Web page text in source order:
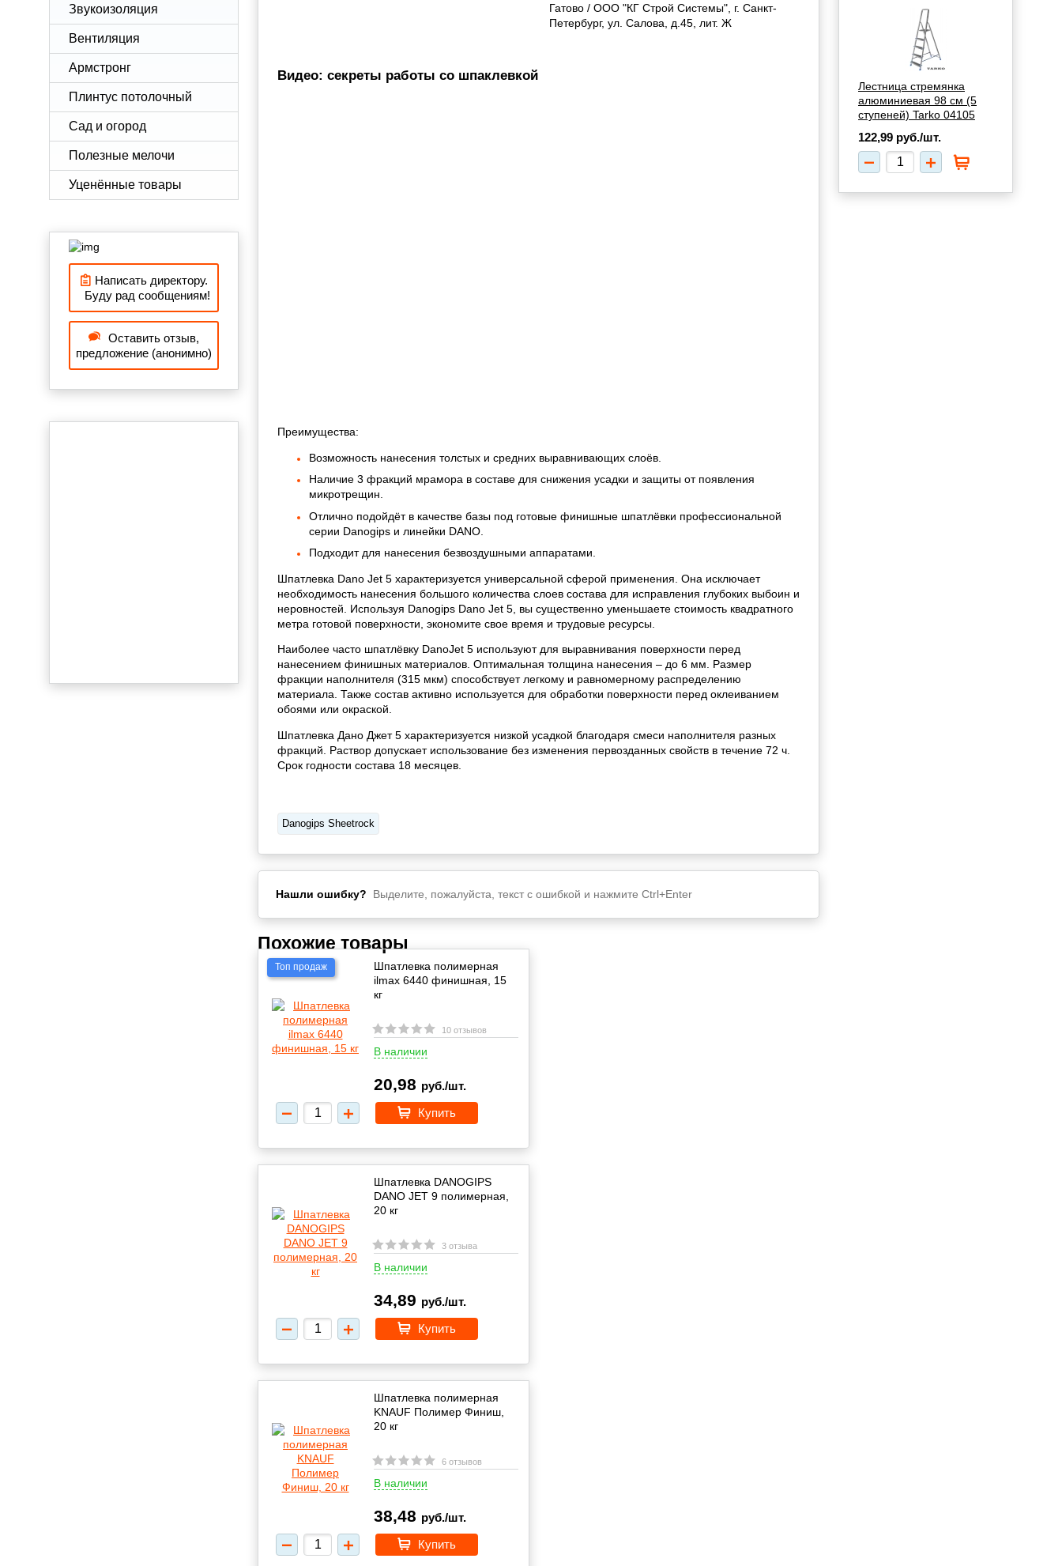
Звукоизоляция
Вентиляция
Армстронг
Плинтус потолочный
Сад и огород
Полезные мелочи
Уценённые товары
Написать директору.
Буду рад сообщениям!
Оставить отзыв,
предложение (анонимно)
Гатово / ООО "КГ Строй Системы", г. Санкт-
Петербург, ул. Салова, д.45, лит. Ж
Видео: секреты работы со шпаклевкой
Преимущества:
Возможность нанесения толстых и средних выравнивающих слоёв.
Наличие 3 фракций мрамора в составе для снижения усадки и защиты от появления
микротрещин.
Отлично подойдёт в качестве базы под готовые финишные шпатлёвки профессиональной
серии Danogips и линейки DANO.
Подходит для нанесения безвоздушными аппаратами.
Шпатлевка Dano Jet 5 характеризуется универсальной сферой применения. Она исключает
необходимость нанесения большого количества слоев состава для исправления глубоких выбоин и
неровностей. Используя Danogips Dano Jet 5, вы существенно уменьшаете стоимость квадратного
метра готовой поверхности, экономите свое время и трудовые ресурсы.
Наиболее часто шпатлёвку DanoJet 5 используют для выравнивания поверхности перед
нанесением финишных материалов. Оптимальная толщина нанесения – до 6 мм. Размер
фракции наполнителя (315 мкм) способствует легкому и равномерному распределению
материала. Также состав активно используется для обработки поверхности перед оклеиванием
обоями или окраской.
Шпатлевка Дано Джет 5 характеризуется низкой усадкой благодаря смеси наполнителя разных
фракций. Раствор допускает использование без изменения первозданных свойств в течение 72 ч.
Срок годности состава 18 месяцев.
Danogips Sheetrock
Нашли ошибку? Выделите, пожалуйста, текст с ошибкой и нажмите Ctrl+Enter
Похожие товары
Топ продаж
Шпатлевка полимерная
ilmax 6440 финишная, 15
кг
10 отзывов
В наличии
20,98 руб./шт.
Купить
Шпатлевка DANOGIPS
DANO JET 9 полимерная,
20 кг
3 отзыва
В наличии
34,89 руб./шт.
Купить
Шпатлевка полимерная
KNAUF Полимер Финиш,
20 кг
6 отзывов
В наличии
38,48 руб./шт.
Купить
Лестница стремянка
алюминиевая 98 см (5
ступеней) Tarko 04105
122,99 руб./шт.